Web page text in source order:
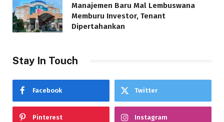
Manajemen Baru Mal Lembuswana
Memburu Investor, Tenant
Dipertahankan
Stay In Touch
Facebook Twitter
Pinterest Instagram